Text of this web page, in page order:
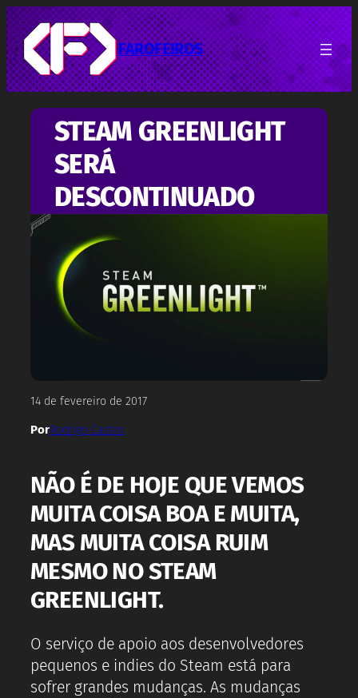
Pular
para
o
conteúdo
FAROFEIROS
STEAM GREENLIGHT
SERÁ
DESCONTINUADO
14 de fevereiro de 2017
PorRodrigo Castro
NÃO É DE HOJE QUE VEMOS
MUITA COISA BOA E MUITA,
MAS MUITA COISA RUIM
MESMO NO STEAM
GREENLIGHT.
O serviço de apoio aos desenvolvedores
pequenos e indies do Steam está para
sofrer grandes mudanças. As mudanças